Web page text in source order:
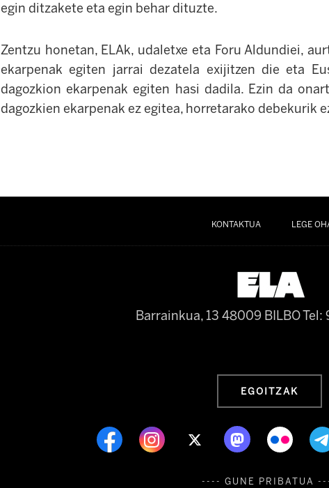
egin ditzakete eta egin behar dituzte.
Zentzu honetan, ELAk, udaletxe eta Foru Aldundiei,
ekarpenak egiten jarrai dezatela exijitzen die eta
dagozkion ekarpenak egiten hasi dadila. Ezin da
dagozkien ekarpenak ez egitea, horretarako debekurik
KONTAKTUA LEGE
Barrainkua, 13 48009 BILBOTel:
EGOITZAK
---- GUNE PRIBATUA